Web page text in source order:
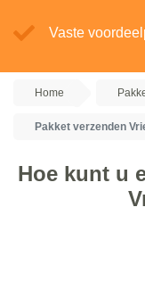
Vaste
Home
Pakket verzenden
Hoe kunt u